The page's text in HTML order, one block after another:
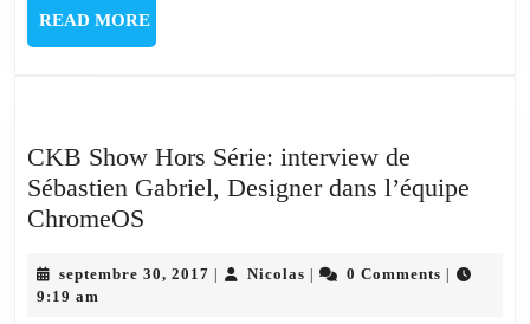
READ MOREREAD
MORE
CKB Show Hors Série: interview de
Sébastien Gabriel, Designer dans l’équipe
ChromeOS
Hors
septembre 30, 2017 septembre
NicolasNicolas0 Comments
9:19 am